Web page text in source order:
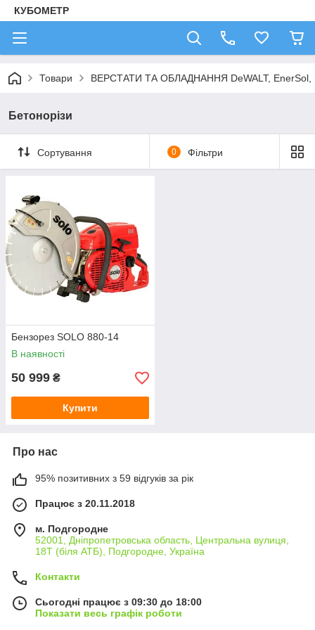
КУБОМЕТР
Товари ВЕРСТАТИ ТА ОБЛАДНАННЯ DeWALT, EnerSol,
Бетонорізи
Сортування 0 Фільтри
Бензорез SOLO 880-14
В наявності
50 999 ₴
Купити
Про нас
95% позитивних з 59 відгуків за рік
Працює з 20.11.2018
м. Подгородне
52001, Дніпропетровська область, Центральна вулиця,
18Т (біля АТБ), Подгородне, Україна
Контакти
Сьогодні працює з 09:30 до 18:00
Показати весь графік роботи